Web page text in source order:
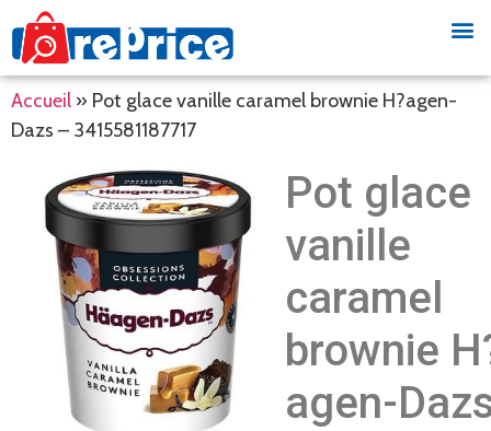
Accueil » Pot glace vanille caramel brownie H?agen-
Dazs – 3415581187717
Pot glace
vanille
caramel
brownie
agen-